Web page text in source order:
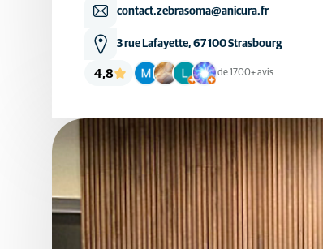
contact.zebrasoma@anicura.fr
3 rue Lafayette, 67 100 Strasbourg
4,8 de 1700+ avis